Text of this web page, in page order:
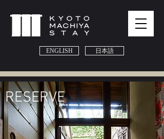
ENGLISH 日本語
​RESERVE